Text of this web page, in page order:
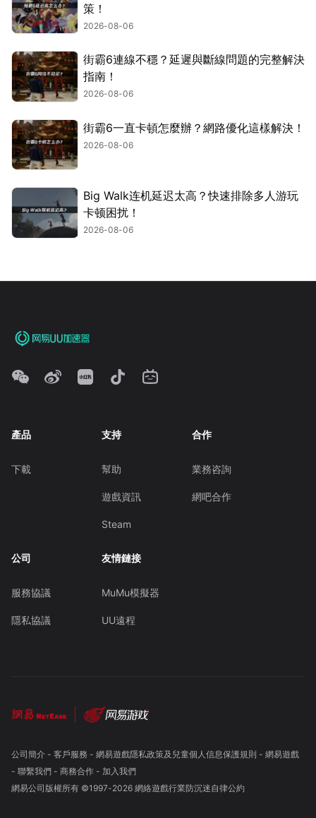
策！
2026-08-06
街霸6連線不穩？延遲與斷線問題的完整解決
指南！
2026-08-06
街霸6一直卡頓怎麼辦？網路優化這樣解決！
2026-08-06
Big Walk连机延迟太高？快速排除多人游玩
卡顿困扰！
2026-08-06
產品
下載
支持
幫助
遊戲資訊
Steam
合作
業務咨詢
網吧合作
公司
服務協議
隱私協議
友情鏈接
MuMu模擬器
UU遠程
公司簡介- 客戶服務 - 網易遊戲隱私政策及兒童個人信息保護規則 - 網易遊戲
- 聯繫我們- 商務合作- 加入我們
網易公司版權所有 ©1997-2026 網絡遊戲行業防沉迷自律公約